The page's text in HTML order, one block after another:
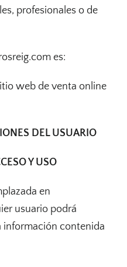
profesionales o de
es:
web de venta online
DEL USUARIO
Y USO
en
usuario podrá
información contenida